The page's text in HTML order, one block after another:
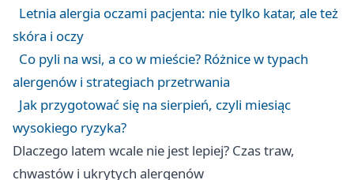
Letnia alergia oczami pacjenta: nie tylko katar, ale też
skóra i oczy
Co pyli na wsi, a co w mieście? Różnice w typach
alergenów i strategiach przetrwania
Jak przygotować się na sierpień, czyli miesiąc
wysokiego ryzyka?
Dlaczego latem wcale nie jest lepiej? Czas traw,
chwastów i ukrytych alergenów